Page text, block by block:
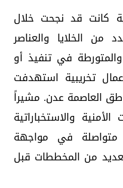
كانت قد نجحت خلال
الخلايا والعناصر
والمتورطة في تنفيذ أو
تخريبية استهدفت
العاصمة عدن. مشيراً
والاستخباراتية
في مواجهة
من المخططات قبل